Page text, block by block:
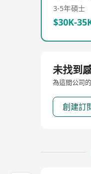
3-5年碩士
$30K-
未找到
為這間公司
創建訂